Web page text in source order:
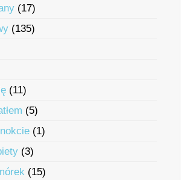
(17)
(135)
(11)
(5)
(1)
(3)
(15)